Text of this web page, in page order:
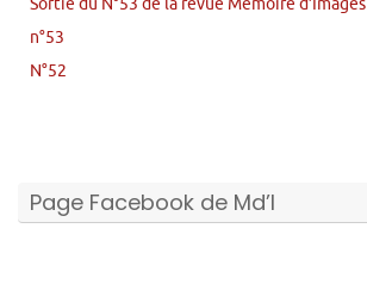
n°53
N°52
Page Facebook de Md’I